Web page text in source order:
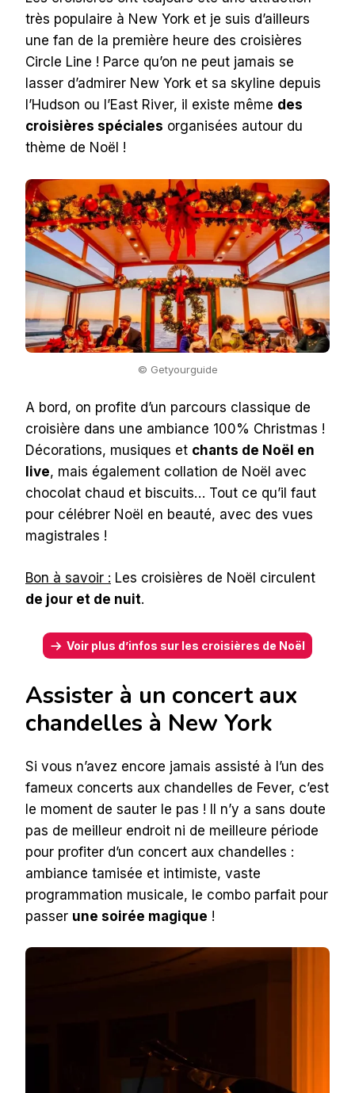
très populaire à New York et je suis d’ailleurs
une fan de la première heure des croisières
Circle Line ! Parce qu’on ne peut jamais se
lasser d’admirer New York et sa skyline depuis
l’Hudson ou l’East River, il existe même des
croisières spéciales organisées autour du
thème de Noël !
© Getyourguide
A bord, on profite d’un parcours classique de
croisière dans une ambiance 100% Christmas !
Décorations, musiques et chants de Noël en
live, mais également collation de Noël avec
chocolat chaud et biscuits… Tout ce qu’il faut
pour célébrer Noël en beauté, avec des vues
magistrales !
Bon à savoir : Les croisières de Noël circulent
de jour et de nuit.
Voir plus d’infos sur les croisières de Noël
Assister à un concert aux
chandelles à New York
Si vous n’avez encore jamais assisté à l’un des
fameux concerts aux chandelles de Fever, c’est
le moment de sauter le pas ! Il n’y a sans doute
pas de meilleur endroit ni de meilleure période
pour profiter d’un concert aux chandelles :
ambiance tamisée et intimiste, vaste
programmation musicale, le combo parfait pour
passer une soirée magique !